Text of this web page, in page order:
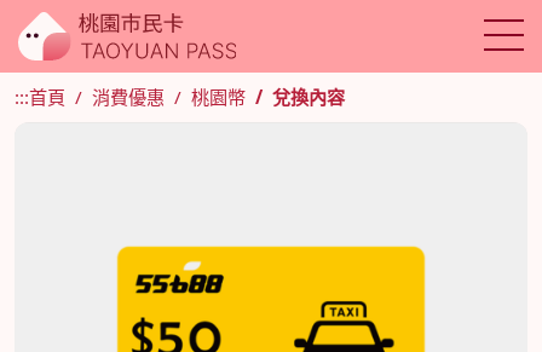
:::首頁 消費優惠 桃園幣 兌換內容